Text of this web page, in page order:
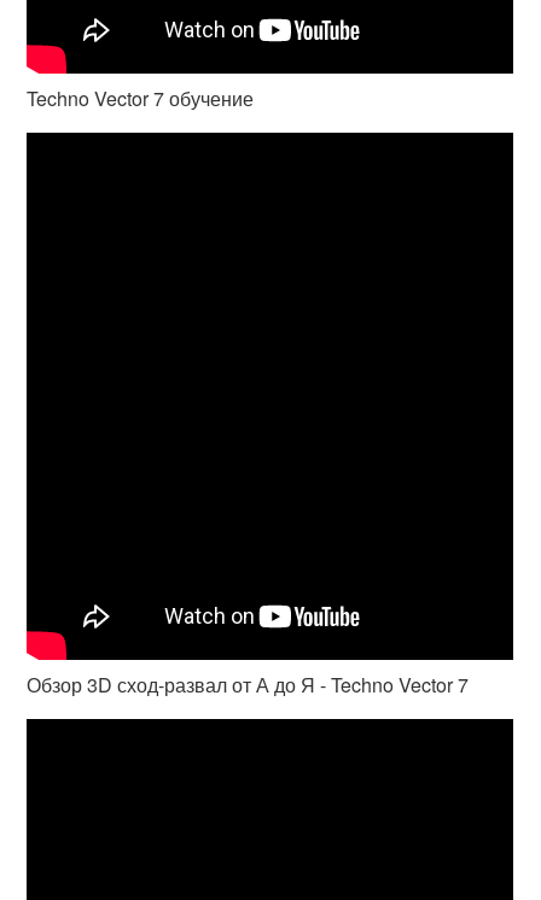
Techno Vector 7 обучение
Обзор 3D сход-развал от А до Я - Techno Vector 7